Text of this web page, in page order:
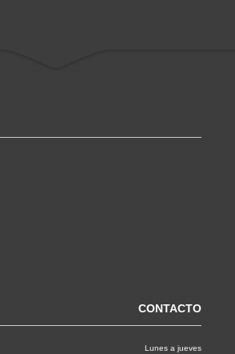
CONTACTO
Lunes a jueves